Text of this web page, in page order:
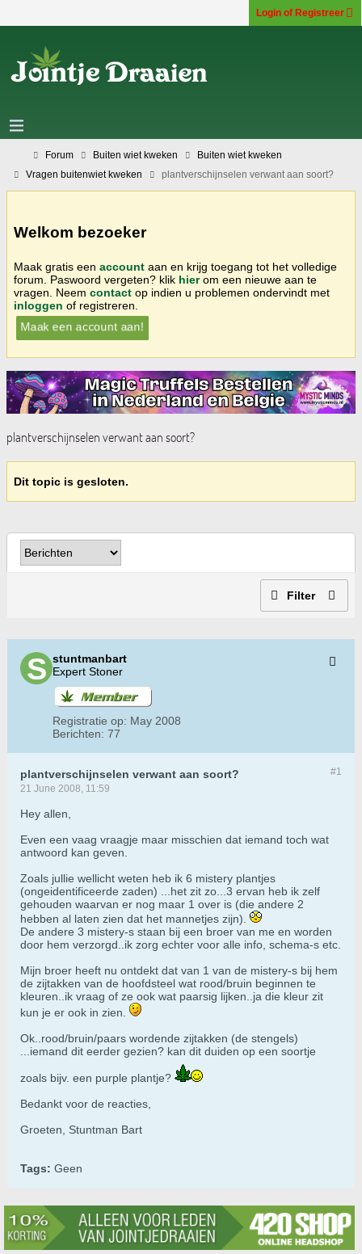
Login of Registreer
Forum Buiten wiet kweken
Buiten wiet kweken
Vragen buitenwiet kweken
plantverschijnselen verwant aan soort?
Welkom bezoeker
Maak gratis een account aan en krijg toegang tot het volledige
forum. Paswoord vergeten? klik hierom een nieuwe aan te
vragen. Neem contact op indien u problemen ondervindt met
inloggen of registreren.
Maak een account aan!
plantverschijnselen verwant aan soort?
Dit topic is gesloten.
Filter
stuntmanbart
Expert Stoner
Registratie op: May 2008
Berichten: 77
#1
plantverschijnselen verwant aan soort?
21 June 2008, 11:59
Hey allen,
Even een vaag vraagje maar misschien dat iemand toch wat
antwoord kan geven.
Zoals jullie wellicht weten heb ik 6 mistery plantjes
(ongeidentificeerde zaden) ...het zit zo...3 ervan heb ik zelf
gehouden waarvan er nog maar 1 over is (die andere 2
hebben al laten zien dat het mannetjes zijn).
De andere 3 mistery-s staan bij een broer van me en worden
door hem verzorgd..ik zorg echter voor alle info, schema-s etc.
Mijn broer heeft nu ontdekt dat van 1 van de mistery-s bij hem
de zijtakken van de hoofdsteel wat rood/bruin beginnen te
kleuren..ik vraag of ze ook wat paarsig lijken..ja die kleur zit
kun je er ook in zien.
Ok..rood/bruin/paars wordende zijtakken (de stengels)
...iemand dit eerder gezien? kan dit duiden op een soortje
zoals bijv. een purple plantje?
Bedankt voor de reacties,
Groeten, Stuntman Bart
Tags: Geen